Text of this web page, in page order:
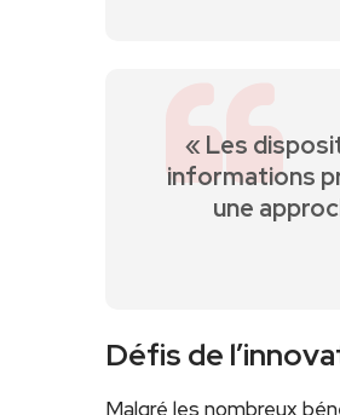
« Les
informations
une
Défis de
Malgré‌ les nombreux